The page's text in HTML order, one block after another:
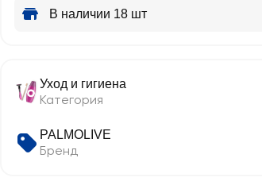
В наличии 18 шт
Уход и гигиена
Категория
PALMOLIVE
Бренд